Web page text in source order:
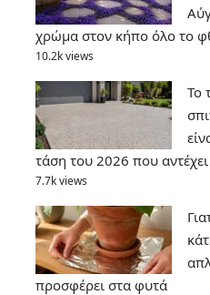
χρώμα στον κήπο όλο το
10.2k views
Το
τάση του 2026 που
7.7k views
προσφέρει στα φυτά